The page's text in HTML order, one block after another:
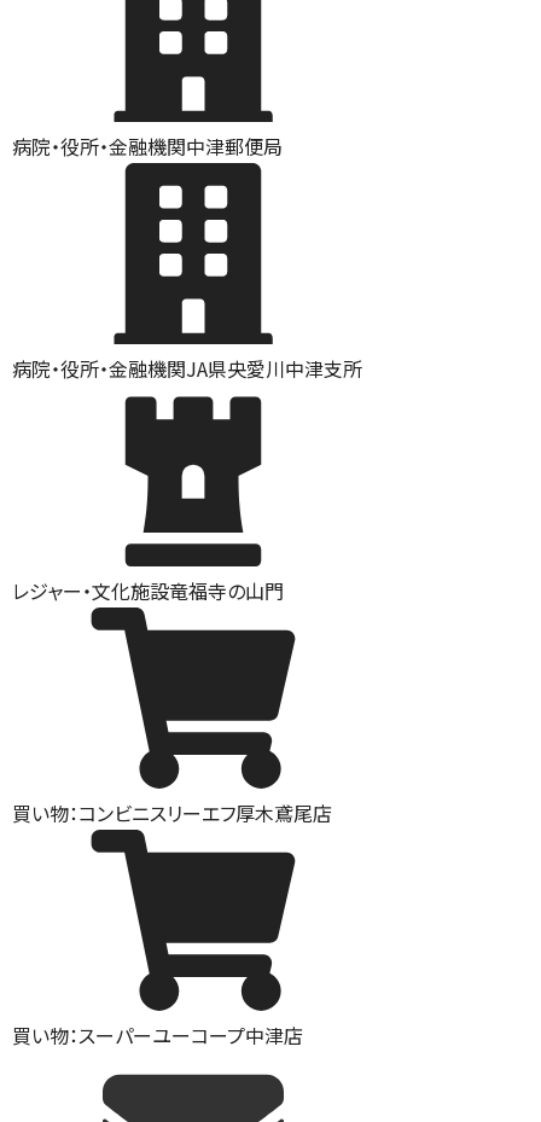
病院・役所・金融機関中津郵便局
病院・役所・金融機関JA県央愛川中津支所
レジャー・文化施設竜福寺の山門
買い物：コンビニスリーエフ厚木鳶尾店
買い物：スーパーユーコープ中津店